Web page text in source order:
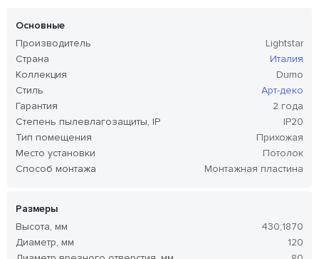
Основные
Производитель
Lightstar
Страна
Италия
Коллекция
Dumo
Стиль
Арт-деко
Гарантия
2 года
Степень пылевлагозащиты, IP
IP20
Тип помещения
Прихожая
Место установки
Потолок
Способ монтажа
Монтажная пластина
Размеры
Высота, мм
430;1870
Диаметр, мм
120